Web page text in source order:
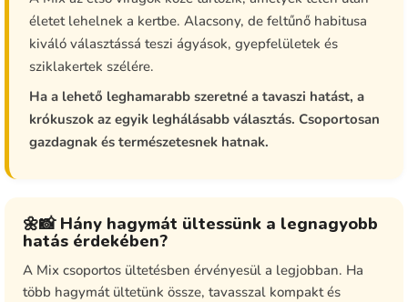
életet lehelnek a kertbe. Alacsony, de feltűnő habitusa
kiváló választássá teszi ágyások, gyepfelületek és
sziklakertek szélére.
Ha a lehető leghamarabb szeretné a tavaszi hatást, a
krókuszok az egyik leghálásabb választás. Csoportosan
gazdagnak és természetesnek hatnak.
🌼📸 Hány hagymát ültessünk a legnagyobb
hatás érdekében?
A Mix csoportos ültetésben érvényesül a legjobban. Ha
több hagymát ültetünk össze, tavasszal kompakt és